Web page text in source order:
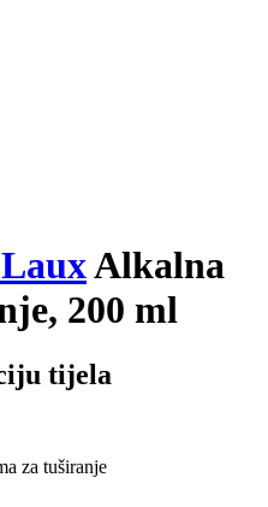
Alkalna
200 ml
tijela
za tuširanje